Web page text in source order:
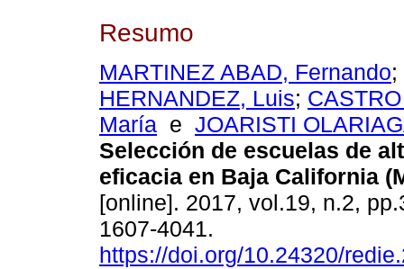
Resumo
MARTINEZ ABAD, Fernando;
HERNANDEZ, Luis;
María e JOARISTI
Selección de escuelas de
eficacia en Baja California
[online]. 2017, vol.19, n.2,
1607-4041.
https://doi.org/10.24320/